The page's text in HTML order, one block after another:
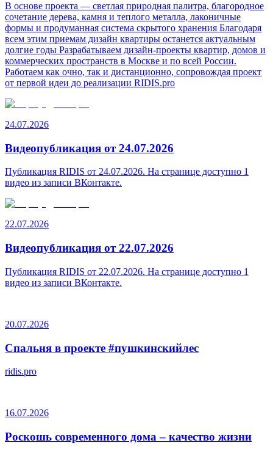
В основе проекта — светлая природная палитра, благородное
сочетание дерева, камня и теплого металла, лаконичные
формы и продуманная система скрытого хранения Благодаря
всем этим приемам дизайн квартиры останется актуальным
долгие годы Разрабатываем дизайн-проекты квартир, домов и
коммерческих пространств в Москве и по всей России.
Работаем как очно, так и дистанционно, сопровождая проект
от первой идеи до реализации RIDIS.pro
24.07.2026
Видеопубликация от 24.07.2026
Публикация RIDIS от 24.07.2026. На странице доступно 1
видео из записи ВКонтакте.
22.07.2026
Видеопубликация от 22.07.2026
Публикация RIDIS от 22.07.2026. На странице доступно 1
видео из записи ВКонтакте.
20.07.2026
Спальня в проекте #пушкинскийлес
ridis.pro
16.07.2026
Роскошь современного дома – качество жизни